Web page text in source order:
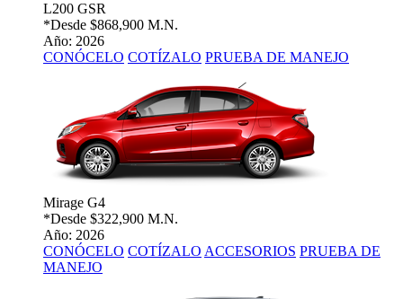
L200 GSR
*Desde $868,900 M.N.
Año: 2026
CONÓCELO COTÍZALO PRUEBA DE MANEJO
Mirage G4
*Desde $322,900 M.N.
Año: 2026
CONÓCELO COTÍZALO ACCESORIOS PRUEBA DE
MANEJO